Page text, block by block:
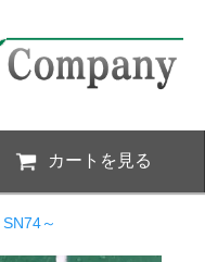
カートを見る
SN74～